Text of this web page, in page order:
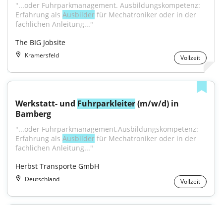
"...oder Fuhrparkmanagement. Ausbildungskompetenz:
Erfahrung als Ausbilder für Mechatroniker oder in der
fachlichen Anleitung..."
The BIG Jobsite
Kramersfeld Vollzeit
Werkstatt- und Fuhrparkleiter (m/w/d) in
Bamberg
"...oder Fuhrparkmanagement.Ausbildungskompetenz:
Erfahrung als Ausbilder für Mechatroniker oder in der
fachlichen Anleitung..."
Herbst Transporte GmbH
Deutschland Vollzeit